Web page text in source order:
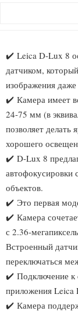
✔️ Leica D-Lux 8
датчиком,
изображения
✔️ Камера имеет
24-75 мм (в
позволяет делать
хорошего
✔️ D-Lux 8
автофокусировки
объектов.
✔️ Это первая
✔️ Камера
с 2.36-
Встроенный
переключаться
✔️ Подключение к
приложения Leica
✔️ Камера